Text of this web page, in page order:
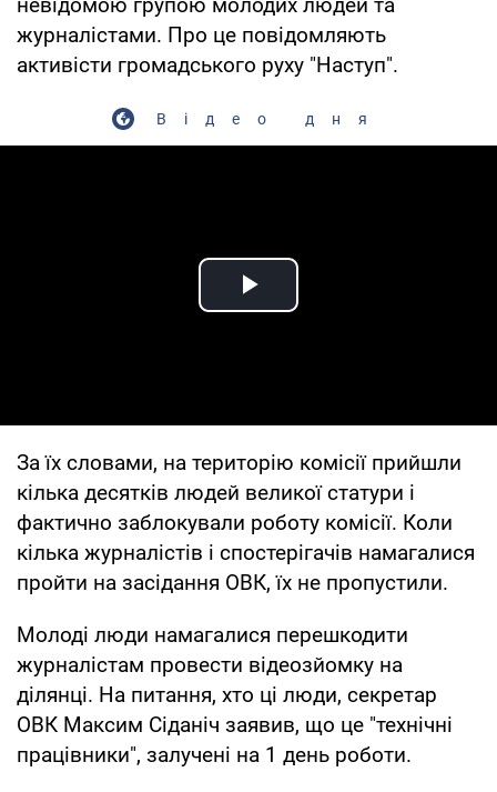
журналістами. Про це повідомляють
активісти громадського руху "Наступ".
Відео дня
Play Video
За їх словами, на територію комісії прийшли
кілька десятків людей великої статури і
фактично заблокували роботу комісії. Коли
кілька журналістів і спостерігачів намагалися
пройти на засідання ОВК, їх не пропустили.
Молоді люди намагалися перешкодити
журналістам провести відеозйомку на
ділянці. На питання, хто ці люди, секретар
ОВК Максим Сіданіч заявив, що це "технічні
працівники", залучені на 1 день роботи.